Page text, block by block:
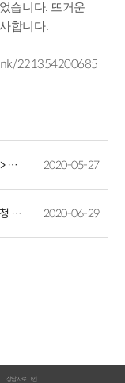
습니다. 뜨거운
합니다.
221354200685
한국일보 <녹색에너지 우수기업> 대상, 페퍼저축은행 녹색건축물 및 친환경 자동차 금리우대 프로그램 2020-05-27
페퍼저축은행, 성남지역 아동 초청 봄나들이 2020-06-29
상담사로그인